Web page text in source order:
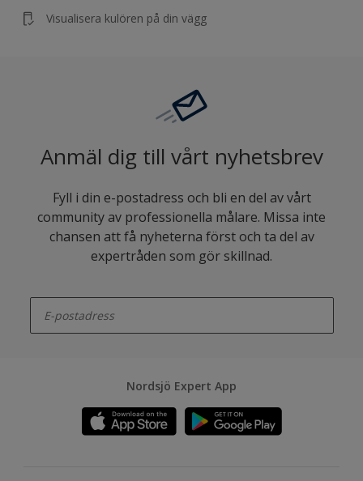
Visualisera kulören på din vägg
Anmäl dig till vårt nyhetsbrev
Fyll i din e-postadress och bli en del av vårt
community av professionella målare. Missa inte
chansen att få nyheterna först och ta del av
expertråden som gör skillnad.
Nordsjö Expert App